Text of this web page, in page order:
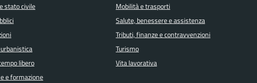
stato civile
libero
e formazione
Mobilità e trasporti
Salute, benessere e assistenza
Tributi, finanze e contravvenzioni
Turismo
Vita lavorativa